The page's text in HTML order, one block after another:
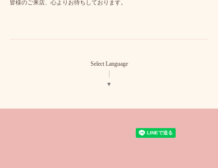
皆様のご来店、心よりお待ちしております。
Select Language
▼